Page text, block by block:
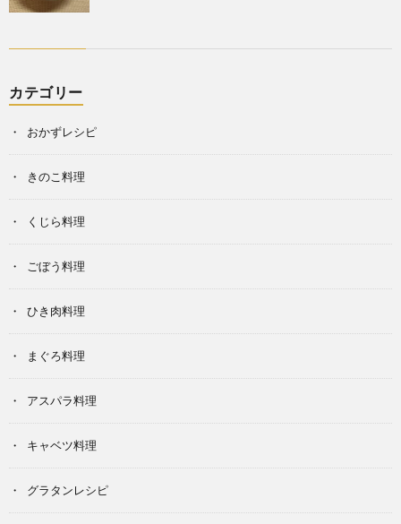
カテゴリー
おかずレシピ
きのこ料理
くじら料理
ごぼう料理
ひき肉料理
まぐろ料理
アスパラ料理
キャベツ料理
グラタンレシピ